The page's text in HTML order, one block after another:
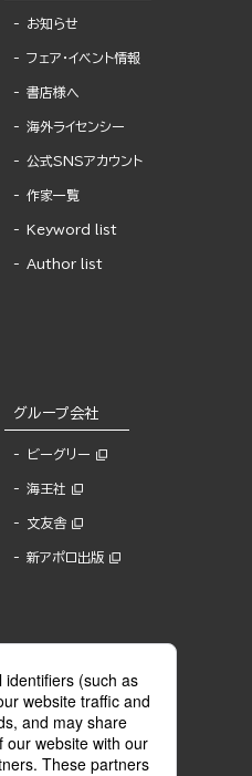
お知らせ
フェア・イベント情報
書店様へ
海外ライセンシー
公式SNSアカウント
作家一覧
Keyword list
Author list
グループ会社
ビーグリー
海王社
文友舎
新アポロ出版